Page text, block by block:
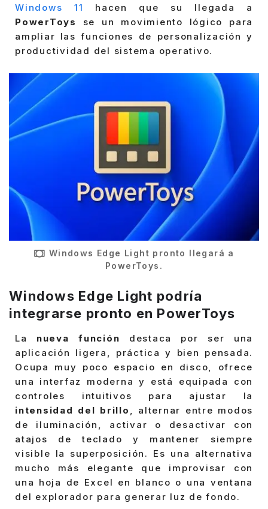
Windows 11
hacen que su llegada a
PowerToys se un movimiento lógico para
ampliar las funciones de personalización y
productividad del sistema operativo.
Windows Edge Light pronto llegará a
PowerToys.
Windows Edge Light podría
integrarse pronto en PowerToys
La nueva función destaca por ser una
aplicación ligera, práctica y bien pensada.
Ocupa muy poco espacio en disco, ofrece
una interfaz moderna y está equipada con
controles intuitivos para ajustar la
intensidad del brillo , alternar entre modos
de iluminación, activar o desactivar con
atajos de teclado y mantener siempre
visible la superposición. Es una alternativa
mucho más elegante que improvisar con
una hoja de Excel en blanco o una ventana
del explorador para generar luz de fondo.